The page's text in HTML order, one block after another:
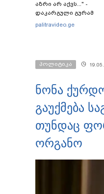
აზრი არ აქვს..." -
დაკარგული გურამ
დადიანიძის დედის
palitravideo.ge
პოლიტიკა
ნონა
გაუქმება
თუნდაც
ორგანო